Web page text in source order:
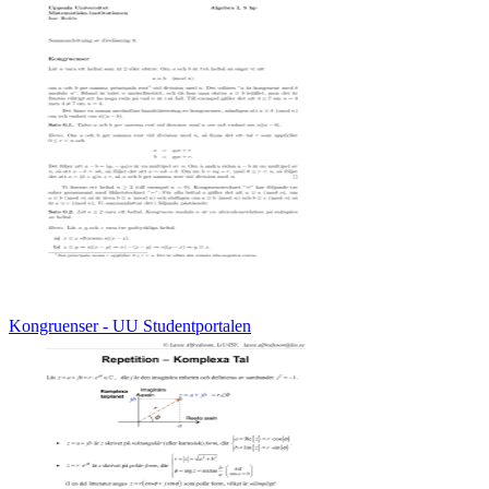
Kongruenser - UU Studentportalen